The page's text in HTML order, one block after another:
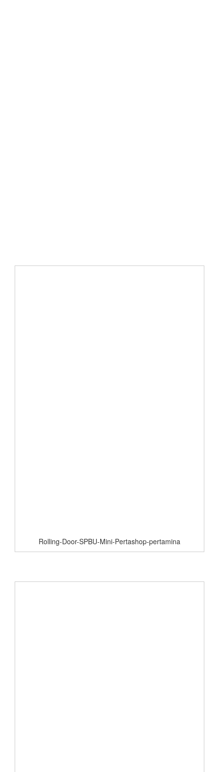
Rolling-Door-SPBU-Mini-Pertashop-pertamina